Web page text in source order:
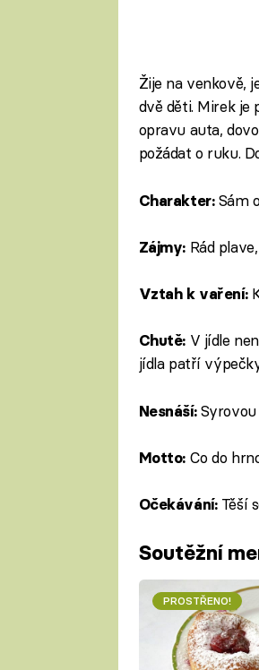
Žije na venkově,
dvě děti. Mirek
opravu auta,
požádat o ruku.
Charakter: Sám
Zájmy: Rád
Vztah k vaření:
Chutě: V jídle
jídla patří
Nesnáší:
Motto: Co do
Očekávání: Těší
Soutěžní
PROSTŘENO!